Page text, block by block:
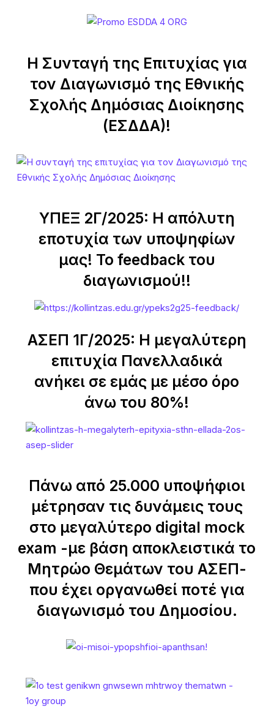
Η Συνταγή της Επιτυχίας για
τον Διαγωνισμό της Εθνικής
Σχολής Δημόσιας Διοίκησης
(ΕΣΔΔΑ)!
ΥΠΕΞ 2Γ/2025: Η απόλυτη
εποτυχία των υποψηφίων
μας! Το feedback του
διαγωνισμού!!
ΑΣΕΠ 1Γ/2025: Η μεγαλύτερη
επιτυχία Πανελλαδικά
ανήκει σε εμάς με μέσο όρο
άνω του 80%!
Πάνω από 25.000 υποψήφιοι
μέτρησαν τις δυνάμεις τους
στο μεγαλύτερο digital mock
exam -με βάση αποκλειστικά το
Μητρώο Θεμάτων του ΑΣΕΠ-
που έχει οργανωθεί ποτέ για
διαγωνισμό του Δημοσίου.